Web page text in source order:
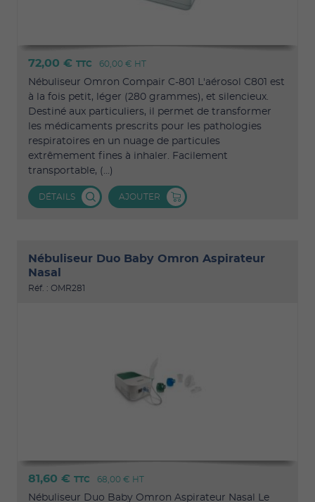
72,00 € TTC 60,00 € HT
Nébuliseur Omron Compair C-801 L'aérosol C801 est
à la fois petit, léger (280 grammes), et silencieux.
Destiné aux particuliers, il permet de transformer
les médicaments prescrits pour les pathologies
respiratoires en un nuage de particules
extrêmement fines à inhaler. Facilement
transportable, (...)
DÉTAILS AJOUTER
Nébuliseur Duo Baby Omron Aspirateur
Nasal
Réf. : OMR281
81,60 € TTC 68,00 € HT
Nébuliseur Duo Baby Omron Aspirateur Nasal Le